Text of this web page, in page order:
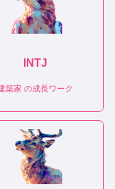
INTJ
築家 の成長ワーク